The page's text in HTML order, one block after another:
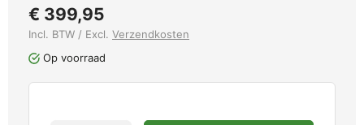
€ 399,95
Incl. BTW / Excl. Verzendkosten
Op voorraad